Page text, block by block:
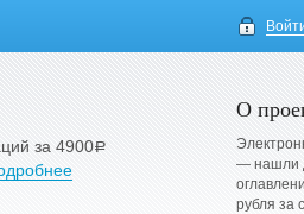
за 4900a
О
— нашли
рубля за